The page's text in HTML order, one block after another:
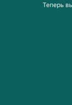
Теперь